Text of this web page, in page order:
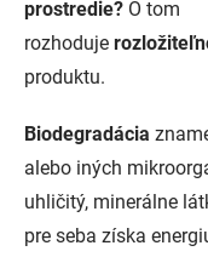
prostredie? O tom
rozhoduje
produktu.
Biodegradácia
alebo iných
uhličitý, minerálne
pre seba získa